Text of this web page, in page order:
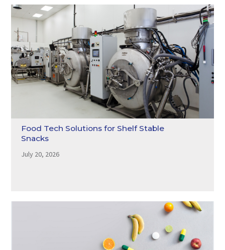
Food Tech Solutions for Shelf Stable
Snacks
July 20, 2026